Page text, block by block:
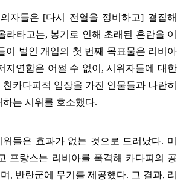
자들은 [다시 전열을 정비하고] 결집해
라타고는, 봉기로 인해 초래된 혼란을 이
이 벌인 개입의 첫 번째 목표물은 리비아
지연합은 어쩔 수 없이, 시위자들에 대한
카다피적 입장을 가진 인물들과 나란히
는 시위를 호소했다.
들은 효과가 없는 것으로 드러났다. 미
프랑스는 리비아를 폭격해 카다피의 공
, 반란군에 무기를 제공했다. 그 결과, 리